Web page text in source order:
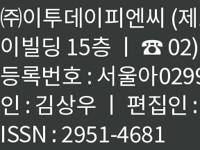
㈜이투데이피엔씨 (
이빌딩 15층 ㅣ ☎
등록번호 : 서울아
인 : 김상우 ㅣ 편집인
ISSN : 2951-4681